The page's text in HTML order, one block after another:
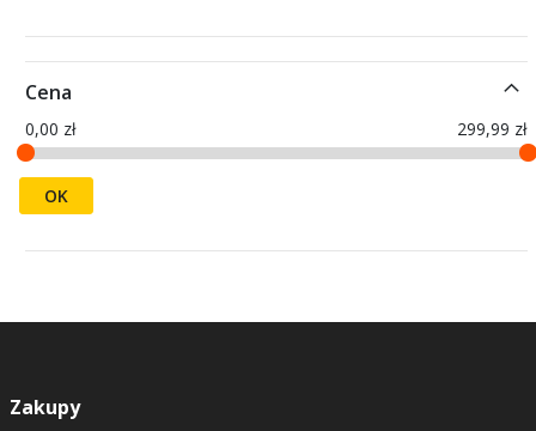
Cena
0,00 zł 299,99 zł
OK
Zakupy